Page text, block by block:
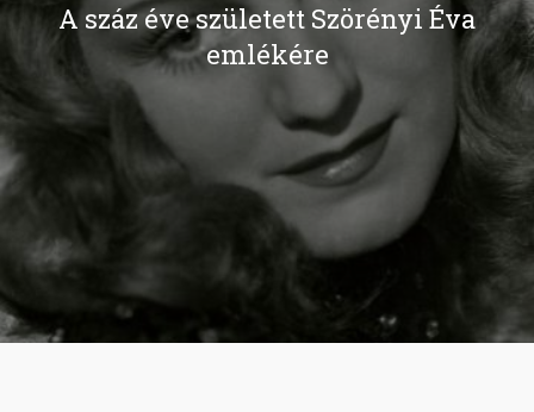
A száz éve született Szörényi Éva
emlékére